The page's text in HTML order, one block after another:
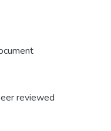
reviewed